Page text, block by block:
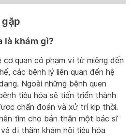
là khám gì?
cơ quan có phạm vi từ miệng đến
các bệnh lý liên quan đến hệ
Ngoài những bệnh quen
tiêu hóa sẽ tiến triển thành
chẩn đoán và xử trí kịp thời.
tìm cho bản thân một bác sĩ
đi thăm khám nội tiêu hóa